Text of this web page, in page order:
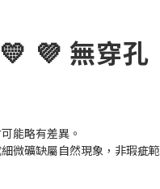
💜 無穿孔
能略有差異。
微礦缺屬自然現象，非瑕疵範